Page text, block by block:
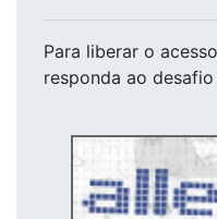
Para liberar o acesso
responda ao